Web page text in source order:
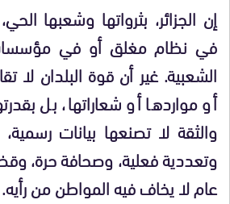
إن الجزائر، بثرواتها وشعبها
في نظام مغلق أو في مؤسسات
الشعبية. غير أن قوة البلدان
أو مواردها أو شعاراتها، بل
والثقة لا تصنعها بيانات رسمية،
وتعددية فعلية، وصحافة حرة،
عام لا يخاف فيه المواطن من رأيه.